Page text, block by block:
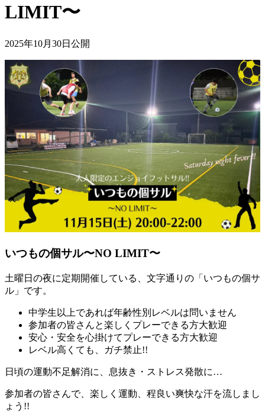
LIMIT〜
2025年10月30日公開
いつもの個サル〜NO LIMIT〜
土曜日の夜に定期開催している、文字通りの「いつもの個サ
ル」です。
中学生以上であれば年齢性別レベルは問いません
参加者の皆さんと楽しくプレーできる方大歓迎
安心・安全を心掛けてプレーできる方大歓迎
レベル高くても、ガチ禁止!!
日頃の運動不足解消に、息抜き・ストレス発散に…
参加者の皆さんで、楽しく運動、程良い爽快な汗を流しまし
ょう!!